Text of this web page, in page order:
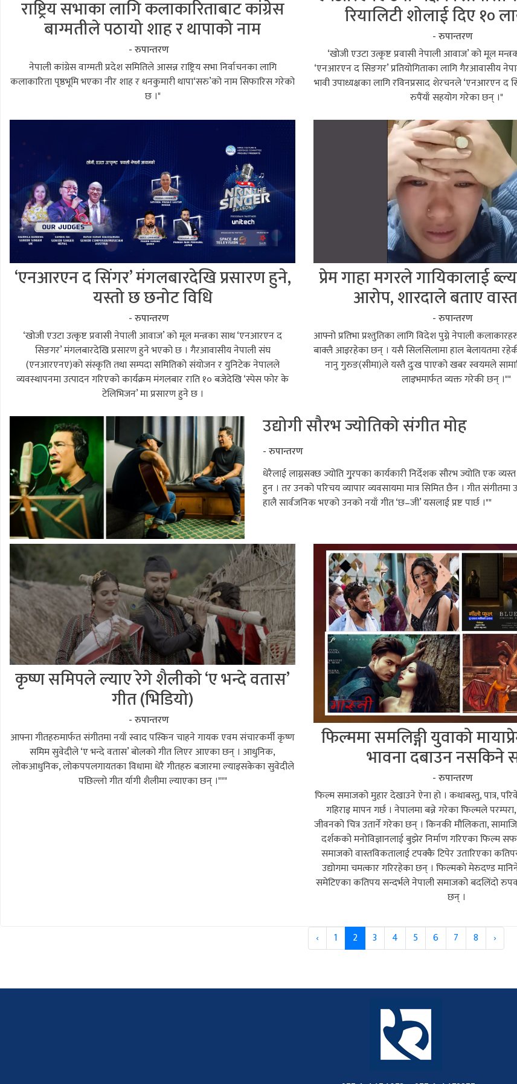
राष्ट्रिय सभाका लागि कलाकारिताबाट कांग्रेस
बाग्मतीले पठायो शाह र थापाको नाम
- रुपान्तरण
नेपाली कांग्रेस वाग्मती प्रदेश समितिले आसन्न राष्ट्रिय सभा निर्वाचनका लागि
कलाकारिता पृष्ठभूमि भएका नीर शाह र धनकुमारी थापा‘सरु’को नाम सिफारिस गरेको
छ ।"
रियालिटी शोलाई दिए १०
- रुपान्तरण
‘खोजी एउटा उत्कृष्ट प्रवासी नेपाली आवाज’ को मूल
‘एनआरएन द सिङगर’ प्रतियोगिताका लागि गैरआवासीय
भावी उपाध्यक्षका लागि रविनप्रसाद शेरचनले ‘एनआरएन द
रुपैंयाँ सहयोग गरेका छन् ।"
‘एनआरएन द सिंगर’ मंगलबारदेखि प्रसारण हुने,
यस्तो छ छनोट विधि
- रुपान्तरण
‘खोजी एउटा उत्कृष्ट प्रवासी नेपाली आवाज’ को मूल मन्त्रका साथ ‘एनआरएन द
सिङगर’ मंगलबारदेखि प्रसारण हुने भएको छ । गैरआवासीय नेपाली संघ
(एनआरएनए)को संस्कृति तथा सम्पदा समितिको संयोजन र युनिटेक नेपालले
व्यवस्थापनमा उत्पादन गरिएको कार्यक्रम मंगलबार राति १० बजेदेखि ‘स्पेस फोर के
टेलिभिजन’ मा प्रसारण हुने छ ।
प्रेम गाहा मगरले गायिकालाई
आरोप, शारदाले बताए
- रुपान्तरण
आफ्नो प्रतिभा प्रश्तुतिका लागि विदेश पुग्ने नेपाली
बाक्लै आइरहेका छन् । यसै सिलसिलामा हाल बेलायतमा
नानु गुरुङ(सीमा)ले यस्तै दुःख पाएको खबर स्वयमले
लाइभमार्फत व्यक्त गरेकी छन् ।""
उद्योगी सौरभ ज्योतिको संगीत मोह
- रुपान्तरण
धेरैलाई लाग्नसक्छ ज्योति गु्रपका कार्यकारी निर्देशक सौरभ ज्योति एक व्यस्त
हुन । तर उनको परिचय व्यापार व्यवसायमा मात्र सिमित छैन । गीत
हालै सार्वजनिक भएको उनको नयाँ गीत ‘छ–जी’ यसलाई प्रष्ट पार्छ ।""
कृष्ण समिपले ल्याए रेगे शैलीको ‘ए भन्दे वतास’
गीत (भिडियो)
- रुपान्तरण
आफ्ना गीतहरुमार्फत संगीतमा नयाँ स्वाद पस्किन चाहने गायक एवम संचारकर्मी कृष्ण
समिम सुवेदीले ‘ए भन्दे वतास’ बोलको गीत लिएर आएका छन् । आधुनिक,
लोकआधुनिक, लोकपपलगायतका विधामा धेरै गीतहरु बजारमा ल्याइसकेका सुवेदीले
पछिल्लो गीत र्यागी शैलीमा ल्याएका छन् ।"""
फिल्ममा समलिङ्गी युवाको
भावना दबाउन नसकिने
- रुपान्तरण
फिल्म समाजको मुहार देखाउने ऐना हो । कथाबस्तु, पात्र,
गहिराइ मापन गर्छ । नेपालमा बन्ने गरेका फिल्मले
जीवनको चित्र उतार्ने गरेका छन् । किनकी मौलिकता,
दर्शकको मनोविज्ञानलाई बुझेर निर्माण गरिएका फिल्म
समाजको वास्तविकतालाई टपक्कै टिपेर उतारिएका
उद्योगमा चमत्कार गरिरहेका छन् । फिल्मको मेरुदण्ड मानिने
समेटिएका कतिपय सन्दर्भले नेपाली समाजको बदलिंदो
छन् ।
‹ 1 2 3 4 5 6 7 8 ›